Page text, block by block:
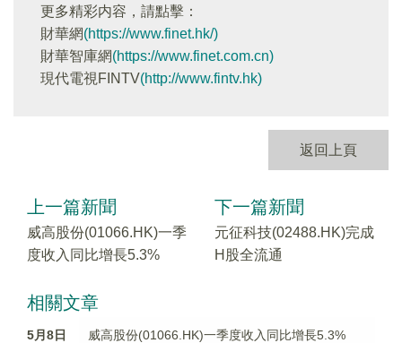
更多精彩内容，請點擊：
財華網(https://www.finet.hk/)
財華智庫網(https://www.finet.com.cn)
現代電視FINTV(http://www.fintv.hk)
返回上頁
上一篇新聞
威高股份(01066.HK)一季
度收入同比增長5.3%
下一篇新聞
元征科技(02488.HK)完成
H股全流通
相關文章
5月8日 威高股份(01066.HK)一季度收入同比增長5.3%